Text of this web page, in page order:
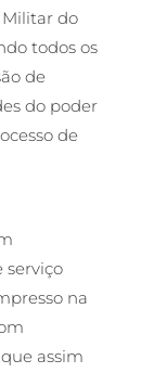
do
todos os
de
do poder
de
serviço
na
assim